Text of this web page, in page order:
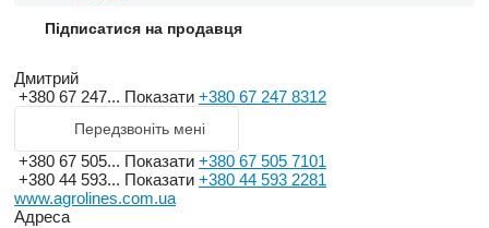
Підписатися на продавця
Дмитрий
+380 67 247... Показати +380 67 247 8312
Передзвоніть мені
+380 67 505... Показати +380 67 505 7101
+380 44 593... Показати +380 44 593 2281
www.agrolines.com.ua
Адреса